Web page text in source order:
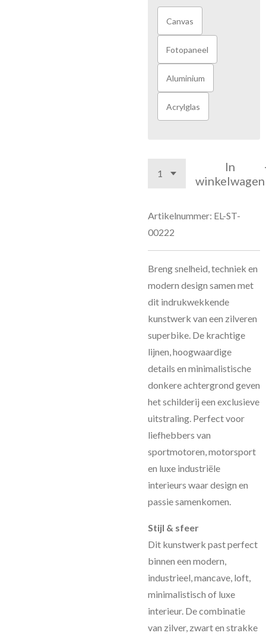
Canvas
Fotopaneel
Aluminium
Acrylglas
In
winkelwagen
Artikelnummer: EL-ST-
00222
Breng snelheid, techniek en
modern design samen met
dit indrukwekkende
kunstwerk van een zilveren
superbike. De krachtige
lijnen, hoogwaardige
details en minimalistische
donkere achtergrond geven
het schilderij een exclusieve
uitstraling. Perfect voor
liefhebbers van
sportmotoren, motorsport
en luxe industriële
interieurs waar design en
passie samenkomen.
Stijl & sfeer
Dit kunstwerk past perfect
binnen een modern,
industrieel, mancave, loft,
minimalistisch of luxe
interieur. De combinatie
van zilver, zwart en strakke